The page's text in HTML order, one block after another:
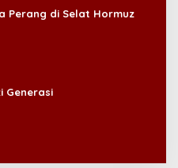
Perang di Selat Hormuz
Generasi